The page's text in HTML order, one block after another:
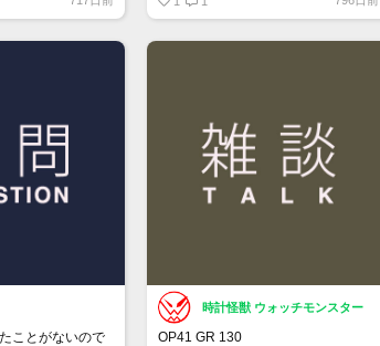
ローラー1を探しております。
ことがないので
時計怪獣 ウォッチモンスター
OP41 GR 130